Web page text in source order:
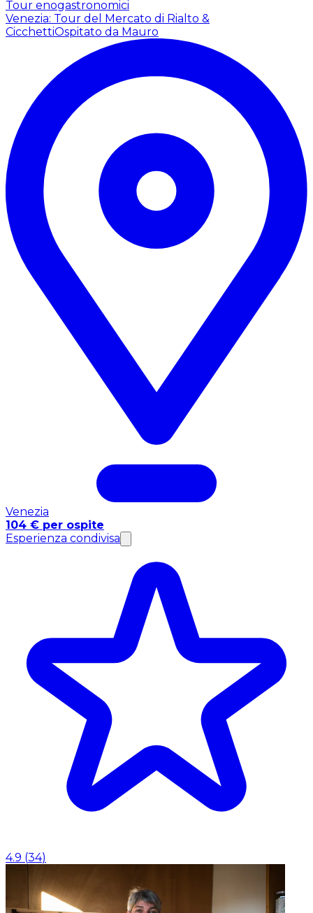
Tour enogastronomici
Venezia: Tour del Mercato di Rialto &
CicchettiOspitato da Mauro
Venezia
104 € per ospite
Esperienza condivisa
4.9 (34)